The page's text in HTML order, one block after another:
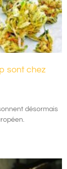
sont chez
désormais